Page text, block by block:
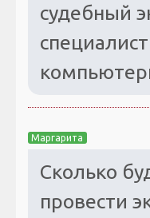
судебный
Маргарита
Сколько
провести